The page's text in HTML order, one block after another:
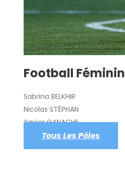
Football Féminin
Sabrina BELKHIR
Nicolas STÉPHAN
Xavier GANACHE
Tous Les Pôles